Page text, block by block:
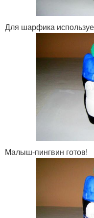
Для шарфика
Малыш-пингвин готов!